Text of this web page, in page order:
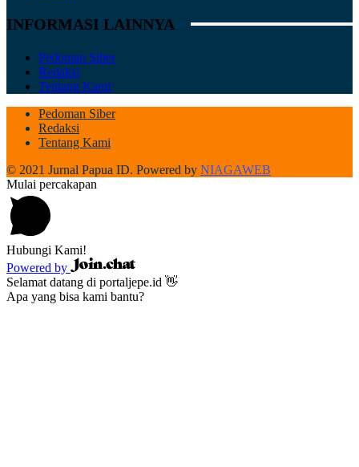
INFORMASI LAINNYA
Pedoman Siber
Redaksi
Tentang Kami
Pedoman Siber
Redaksi
Tentang Kami
© 2021 Jurnal Papua ID. Powered by NIAGAWEB
Mulai percakapan
Hubungi Kami!
Powered by
Selamat datang di portaljepe.id 👋
Apa yang bisa kami bantu?